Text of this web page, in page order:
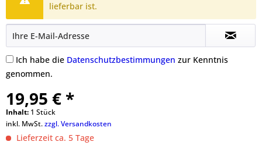
lieferbar ist.
Ich habe die Datenschutzbestimmungen zur Kenntnis
genommen.
19,95 € *
Inhalt: 1 Stück
inkl. MwSt.zzgl. Versandkosten
Lieferzeit ca. 5 Tage